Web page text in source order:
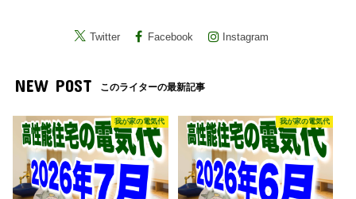
Twitter Facebook Instagram
NEW POST このライターの最新記事
我が家の電気代 我が家の電気代